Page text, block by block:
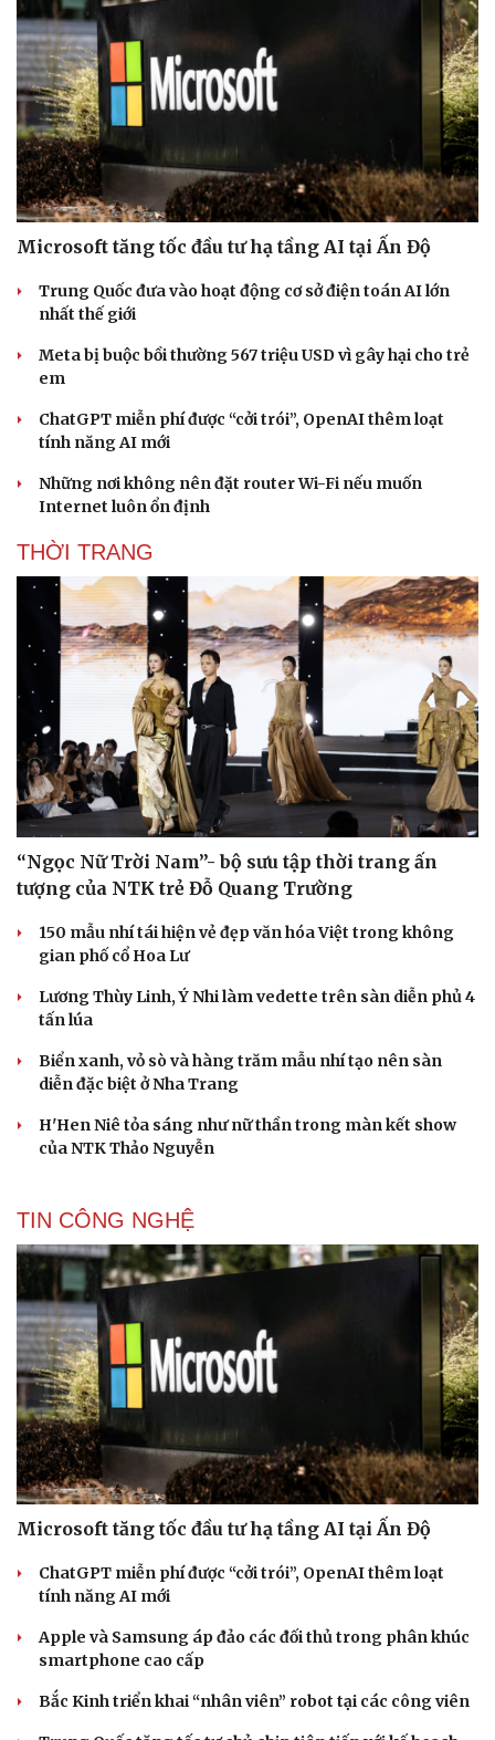
Sân khấu - Điện ảnh
Văn học
Âm nhạc
Di sản
Sao Việt
Du lịch
Tư vấn
Săn Tour
check-in
Câu chuyện thời sự
Đọc truyện đêm khuya
Hạt giống tâm hồn
Microsoft tăng tốc đầu tư hạ tầng AI tại Ấn Độ
Trung Quốc đưa vào hoạt động cơ sở điện toán AI lớn
nhất thế giới
Meta bị buộc bồi thường 567 triệu USD vì gây hại cho trẻ
em
ChatGPT miễn phí được “cởi trói”, OpenAI thêm loạt
tính năng AI mới
Những nơi không nên đặt router Wi-Fi nếu muốn
Internet luôn ổn định
THỜI TRANG
“Ngọc Nữ Trời Nam”- bộ sưu tập thời trang ấn
tượng của NTK trẻ Đỗ Quang Trường
150 mẫu nhí tái hiện vẻ đẹp văn hóa Việt trong không
gian phố cổ Hoa Lư
Lương Thùy Linh, Ý Nhi làm vedette trên sàn diễn phủ 4
tấn lúa
Biển xanh, vỏ sò và hàng trăm mẫu nhí tạo nên sàn
diễn đặc biệt ở Nha Trang
H'Hen Niê tỏa sáng như nữ thần trong màn kết show
của NTK Thảo Nguyễn
TIN CÔNG NGHỆ
Microsoft tăng tốc đầu tư hạ tầng AI tại Ấn Độ
ChatGPT miễn phí được “cởi trói”, OpenAI thêm loạt
tính năng AI mới
Apple và Samsung áp đảo các đối thủ trong phân khúc
smartphone cao cấp
Bắc Kinh triển khai “nhân viên” robot tại các công viên